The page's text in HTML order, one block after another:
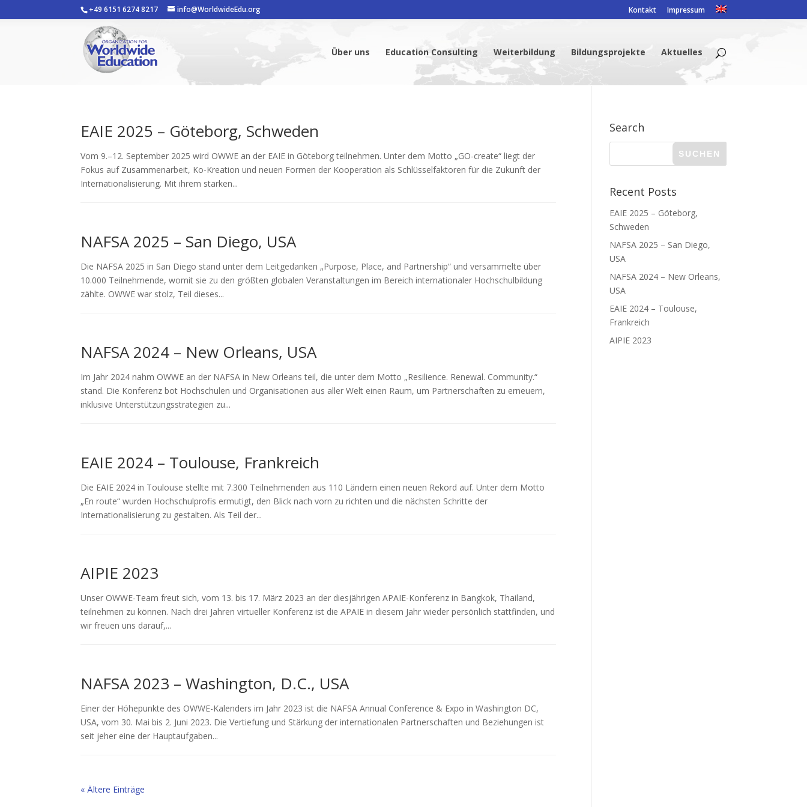
+49 6151 6274 8217 info@WorldwideEdu.org Kontakt Impressum
Über uns Education Consulting Weiterbildung Bildungsprojekte Aktuelles
EAIE 2025 – Göteborg, Schweden
Vom 9.–12. September 2025 wird OWWE an der EAIE in Göteborg teilnehmen. Unter dem Motto „GO-create“ liegt der
Fokus auf Zusammenarbeit, Ko-Kreation und neuen Formen der Kooperation als Schlüsselfaktoren für die Zukunft der
Internationalisierung. Mit ihrem starken...
NAFSA 2025 – San Diego, USA
Die NAFSA 2025 in San Diego stand unter dem Leitgedanken „Purpose, Place, and Partnership“ und versammelte über
10.000 Teilnehmende, womit sie zu den größten globalen Veranstaltungen im Bereich internationaler Hochschulbildung
zählte. OWWE war stolz, Teil dieses...
NAFSA 2024 – New Orleans, USA
Im Jahr 2024 nahm OWWE an der NAFSA in New Orleans teil, die unter dem Motto „Resilience. Renewal. Community.“
stand. Die Konferenz bot Hochschulen und Organisationen aus aller Welt einen Raum, um Partnerschaften zu erneuern,
inklusive Unterstützungsstrategien zu...
EAIE 2024 – Toulouse, Frankreich
Die EAIE 2024 in Toulouse stellte mit 7.300 Teilnehmenden aus 110 Ländern einen neuen Rekord auf. Unter dem Motto
„En route“ wurden Hochschulprofis ermutigt, den Blick nach vorn zu richten und die nächsten Schritte der
Internationalisierung zu gestalten. Als Teil der...
AIPIE 2023
Unser OWWE-Team freut sich, vom 13. bis 17. März 2023 an der diesjährigen APAIE-Konferenz in Bangkok, Thailand,
teilnehmen zu können. Nach drei Jahren virtueller Konferenz ist die APAIE in diesem Jahr wieder persönlich stattfinden, und
wir freuen uns darauf,...
NAFSA 2023 – Washington, D.C., USA
Einer der Höhepunkte des OWWE-Kalenders im Jahr 2023 ist die NAFSA Annual Conference & Expo in Washington DC,
USA, vom 30. Mai bis 2. Juni 2023. Die Vertiefung und Stärkung der internationalen Partnerschaften und Beziehungen ist
seit jeher eine der Hauptaufgaben...
« Ältere Einträge
Search
Recent Posts
EAIE 2025 – Göteborg,
Schweden
NAFSA 2025 – San Diego,
USA
NAFSA 2024 – New Orleans,
USA
EAIE 2024 – Toulouse,
Frankreich
AIPIE 2023